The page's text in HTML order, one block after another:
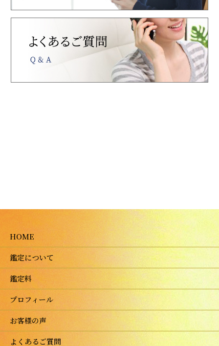
HOME
鑑定について
鑑定料
プロフィール
お客様の声
よくあるご質問